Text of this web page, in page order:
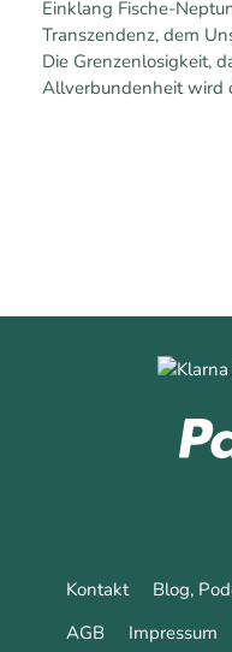
Einklang Fische-
Transzendenz, dem
Die Grenzenlosigkeit,
Allverbundenheit wird
Kontakt Blog,
AGB
Impressum